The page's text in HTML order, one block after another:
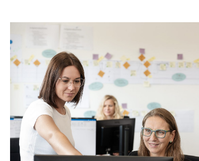
Bei uns wirst du nicht ins kalte Wasser
geworfen, sondern erhältst von Anfang an
Unterstützung. In regelmäßigen
Mitarbeitergesprächen erstellen wir
gemeinsam deinen persönlichen Karriereplan,
damit du dich laufend weiterentwickeln
kannst.